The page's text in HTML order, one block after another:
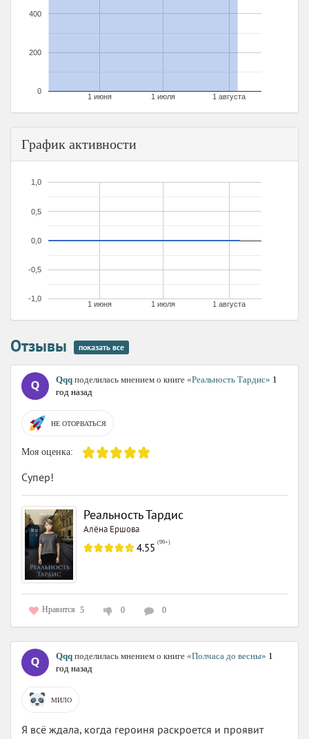
1 июня 1 июля 1 августа
0
200
400
График активности
1 июня 1 июля 1 августа
-1,0
-0,5
0,0
0,5
1,0
Отзывы показать все
Qqq поделилась мнением о книге «Реальность Тардис» 1
год назад
НЕ ОТОРВАТЬСЯ
Моя оценка:
Супер!
Реальность Тардис
Алёна Ершова
4.55 (99+)
Нравится 5 0 0
Qqq поделилась мнением о книге «Полчаса до весны» 1
год назад
МИЛО
Я всё ждала, когда героиня раскроется и проявит